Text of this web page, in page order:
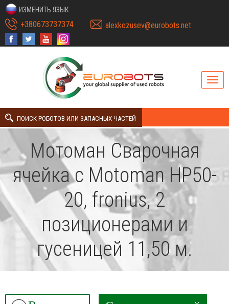
ИЗМЕНИТЬ ЯЗЫК
+380673737374 alexkozusev@eurobots.net
ПОИСК РОБОТОВ ИЛИ ЗАПАСНЫХ ЧАСТЕЙ
Мотоман Сварочная
ячейка с Motoman HP50-
20, fronius, 2
позиционерами и
гусеницей 11,50 м.